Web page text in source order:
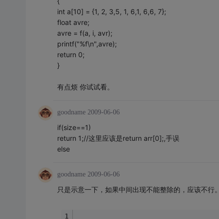
int a[10] = {1, 2, 3,5, 1, 6,1, 6,6, 7};
float avre;
avre = f(a, i, avr);
printf("%f\n",avre);
return 0;
}
有点烦 你试试看。
goodname 2009-06-06
if(size==1)
return 1;//这里应该是return arr[0];,手误
else
goodname 2009-06-06
只是示意一下，如果中间出现不能整除的，应该不行